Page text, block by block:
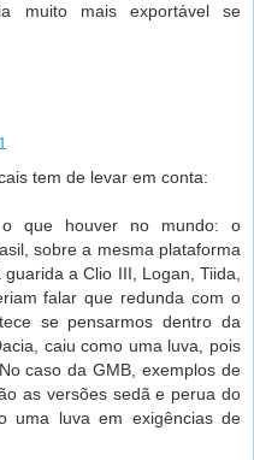
muito mais exportável se
tem de levar em conta:
o que houver no mundo: o
sobre a mesma plataforma
a Clio III, Logan, Tiida,
falar que redunda com o
se pensarmos dentro da
caiu como uma luva, pois
caso da GMB, exemplos de
as versões sedã e perua do
uma luva em exigências de